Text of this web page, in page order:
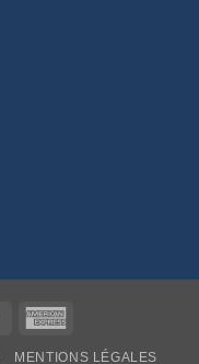
MasterCard
MENTIONS LÉGALES